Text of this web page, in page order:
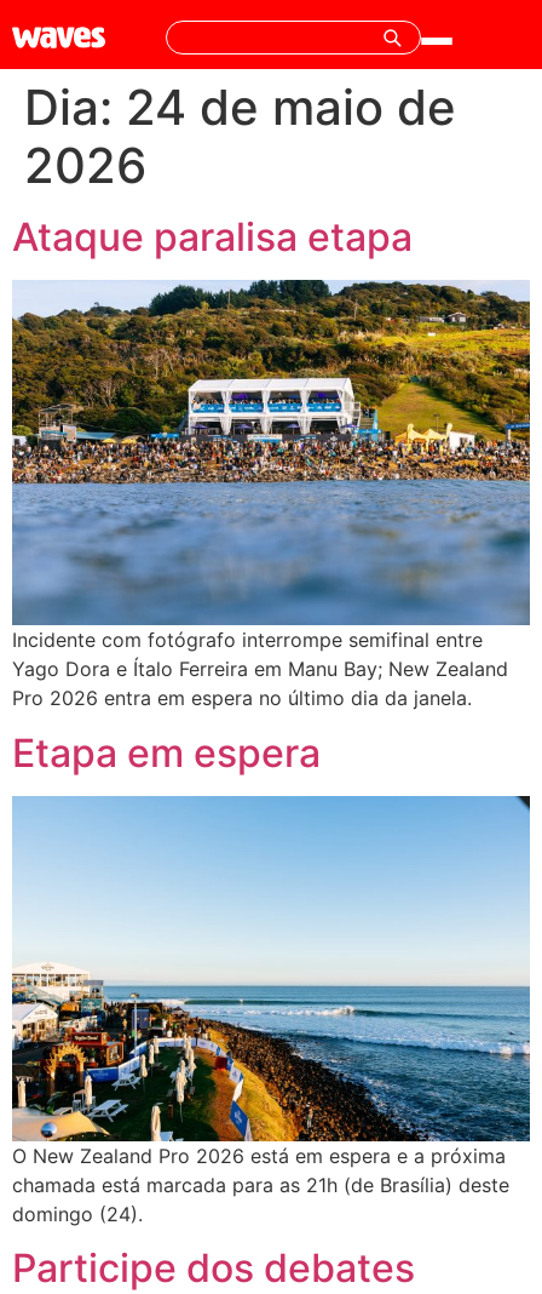
Dia: 24 de maio de
2026
Ataque paralisa etapa
Incidente com fotógrafo interrompe semifinal entre
Yago Dora e Ítalo Ferreira em Manu Bay; New Zealand
Pro 2026 entra em espera no último dia da janela.
Etapa em espera
O New Zealand Pro 2026 está em espera e a próxima
chamada está marcada para as 21h (de Brasília) deste
domingo (24).
Participe dos debates